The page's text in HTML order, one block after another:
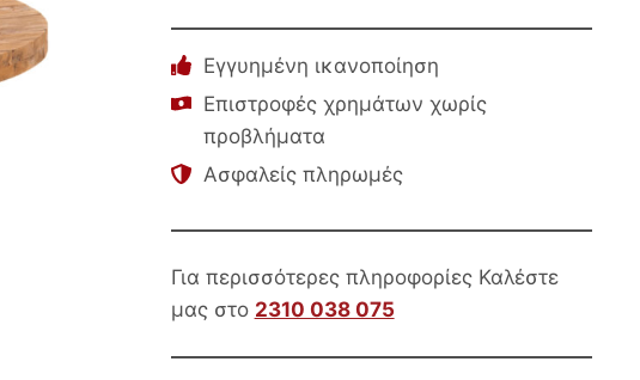
KATTE
HM9559
ΞΥΛΟ
ΤΕΑΚ-
ΧΙΑΣΤΙ
ΜΕΤΑΛΛΟ
Φ150×78Υεκ.
Εγγυημένη ικανοποίηση
Επιστροφές χρημάτων χωρίς
προβλήματα
Ασφαλείς πληρωμές
Για περισσότερες πληροφορίες Καλέστε
μας στο 2310 038 075